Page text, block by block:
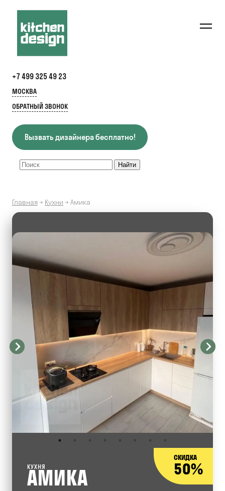
+7 499 325 49 23
МОСКВА
ОБРАТНЫЙ ЗВОНОК
Вызвать дизайнера бесплатно!
Главная→ Кухни → Амика
СКИДКА
50%
КУХНЯ
АМИКА